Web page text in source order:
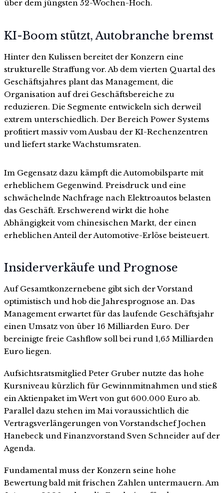
über dem jüngsten 52-Wochen-Hoch.
KI-Boom stützt, Autobranche bremst
Hinter den Kulissen bereitet der Konzern eine
strukturelle Straffung vor. Ab dem vierten Quartal des
Geschäftsjahres plant das Management, die
Organisation auf drei Geschäftsbereiche zu
reduzieren. Die Segmente entwickeln sich derweil
extrem unterschiedlich. Der Bereich Power Systems
profitiert massiv vom Ausbau der KI-Rechenzentren
und liefert starke Wachstumsraten.
Im Gegensatz dazu kämpft die Automobilsparte mit
erheblichem Gegenwind. Preisdruck und eine
schwächelnde Nachfrage nach Elektroautos belasten
das Geschäft. Erschwerend wirkt die hohe
Abhängigkeit vom chinesischen Markt, der einen
erheblichen Anteil der Automotive-Erlöse beisteuert.
Insiderverkäufe und Prognose
Auf Gesamtkonzernebene gibt sich der Vorstand
optimistisch und hob die Jahresprognose an. Das
Management erwartet für das laufende Geschäftsjahr
einen Umsatz von über 16 Milliarden Euro. Der
bereinigte freie Cashflow soll bei rund 1,65 Milliarden
Euro liegen.
Aufsichtsratsmitglied Peter Gruber nutzte das hohe
Kursniveau kürzlich für Gewinnmitnahmen und stieß
ein Aktienpaket im Wert von gut 600.000 Euro ab.
Parallel dazu stehen im Mai voraussichtlich die
Vertragsverlängerungen von Vorstandschef Jochen
Hanebeck und Finanzvorstand Sven Schneider auf der
Agenda.
Fundamental muss der Konzern seine hohe
Bewertung bald mit frischen Zahlen untermauern. Am